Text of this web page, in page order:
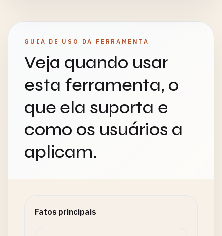
GUIA DE USO DA FERRAMENTA
Veja quando usar
esta ferramenta, o
que ela suporta e
como os usuários a
aplicam.
Fatos principais